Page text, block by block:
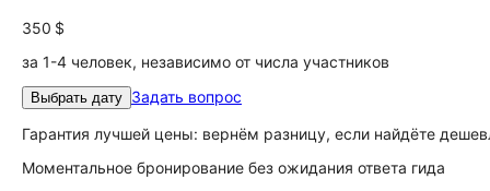
350 $
за 1-4 человек, независимо от числа участников
Выбрать дату Задать вопрос
Гарантия лучшей цены: вернём разницу, если найдёте
Моментальное бронирование без ожидания ответа гида